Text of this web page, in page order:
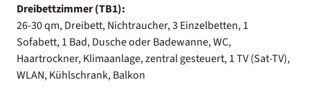
Dreibettzimmer (TB1):
26-30 qm, Dreibett, Nichtraucher, 3 Einzelbetten, 1
Sofabett, 1 Bad, Dusche oder Badewanne, WC,
Haartrockner, Klimaanlage, zentral gesteuert, 1 TV (Sat-TV),
WLAN, Kühlschrank, Balkon